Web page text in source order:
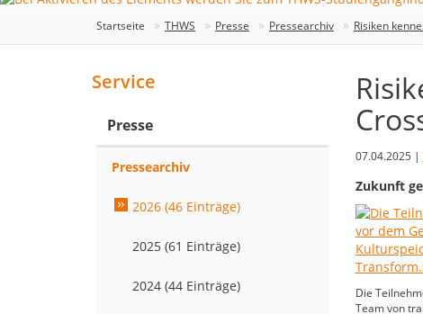
Startseite THWS Presse Pressearchiv Risiken
07.04.2025 |
Zukunft
Die
Team von
Service
Presse
Pressearchiv
2026 (46 Einträge)
2025 (61 Einträge)
2024 (44 Einträge)